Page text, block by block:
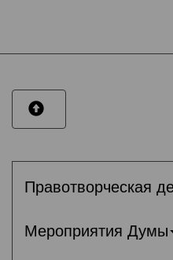
Правотворческая
Мероприятия Думы